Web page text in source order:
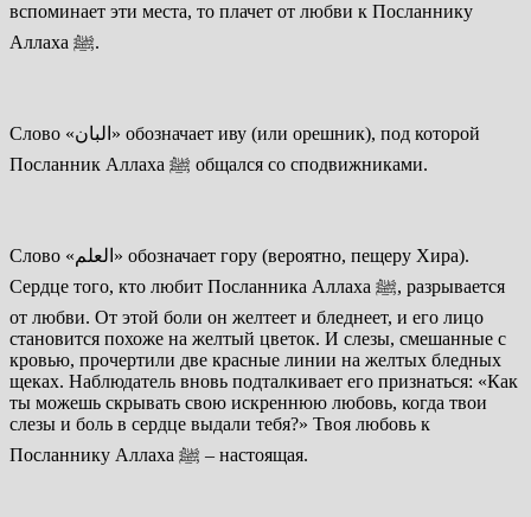
вспоминает эти места, то плачет от любви к Посланнику
Аллаха ﷺ.
Слово «البان » обозначает иву (или орешник), под которой
Посланник Аллаха ﷺ общался со сподвижниками.
Слово «العلم » обозначает гору (вероятно, пещеру Хира).
Сердце того, кто любит Посланника Аллаха ﷺ, разрывается
от любви. От этой боли он желтеет и бледнеет, и его лицо
становится похоже на желтый цветок. И слезы, смешанные с
кровью, прочертили две красные линии на желтых бледных
щеках. Наблюдатель вновь подталкивает его признаться: «Как
ты можешь скрывать свою искреннюю любовь, когда твои
слезы и боль в сердце выдали тебя?» Твоя любовь к
Посланнику Аллаха ﷺ – настоящая.